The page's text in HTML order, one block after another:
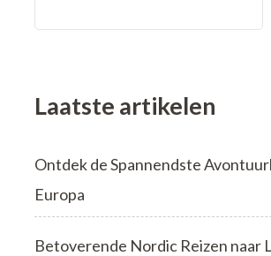
Laatste artikelen
Ontdek de Spannendste
Europa
Betoverende Nordic Reizen naar